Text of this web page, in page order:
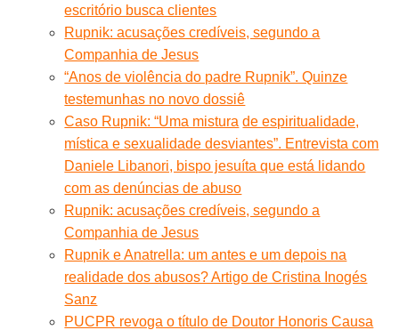
escritório busca clientes
Rupnik: acusações credíveis, segundo a
Companhia de Jesus
“Anos de violência do padre Rupnik”. Quinze
testemunhas no novo dossiê
Caso Rupnik: “Uma mistura de espiritualidade,
mística e sexualidade desviantes”. Entrevista com
Daniele Libanori, bispo jesuíta que está lidando
com as denúncias de abuso
Rupnik: acusações credíveis, segundo a
Companhia de Jesus
Rupnik e Anatrella: um antes e um depois na
realidade dos abusos? Artigo de Cristina Inogés
Sanz
PUCPR revoga o título de Doutor Honoris Causa